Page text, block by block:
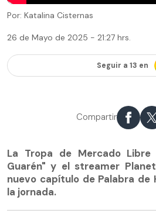
Por: Katalina Cisternas
26 de Mayo de 2025 - 21:27 hrs.
Seguir a 13 en
Compartir
La Tropa de Mercado Libre
Guarén" y el streamer
nuevo capítulo de Palabra de
la jornada.